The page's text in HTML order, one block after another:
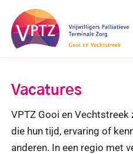
Doorgaan
naar
inhoud
Vacatures
VPTZ Gooi en
die hun tijd, ervaring of
anderen. In een regio met